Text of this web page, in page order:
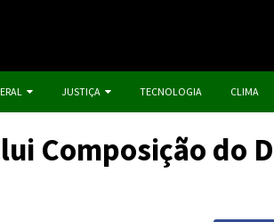
JUSTIÇA TECNOLOGIA CLIMA
Composição do